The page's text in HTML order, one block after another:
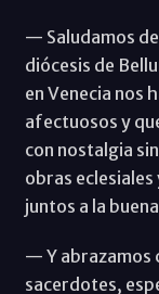
— Saludamos
diócesis de
en Venecia nos
afectuosos y
con nostalgia
obras
juntos a la
— Y abrazamos
sacerdotes,